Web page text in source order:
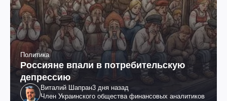
Политика
Россияне впали в потребительскую
депрессию
Виталий Шапран3 дня назад
Член Украинского общества финансовых аналитиков